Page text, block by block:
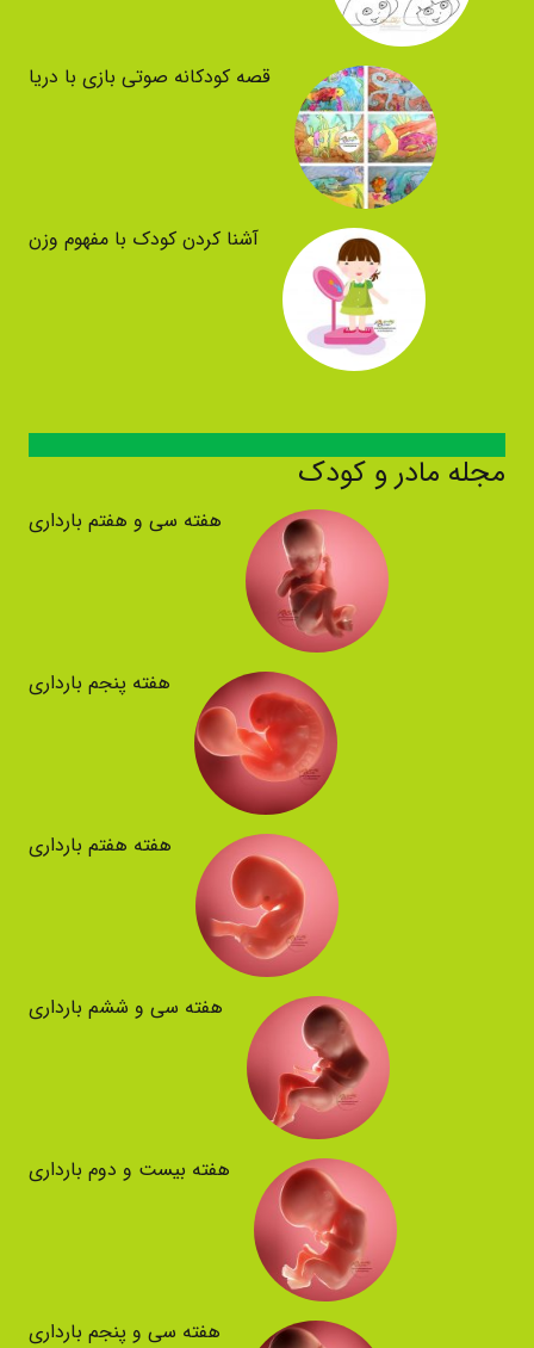
قصه کودکانه صوتی بازی با دریا
آشنا کردن کودک با مفهوم وزن
مجله مادر و کودک
هفته سی و هفتم بارداری
هفته پنجم بارداری
هفته هفتم بارداری
هفته سی و ششم بارداری
هفته بیست و دوم بارداری
هفته سی و پنجم بارداری